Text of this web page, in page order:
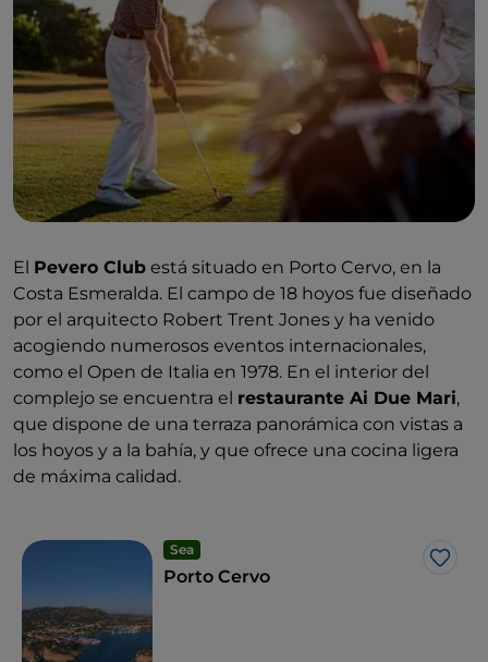
El Pevero Club está situado en Porto Cervo, en la
Costa Esmeralda. El campo de 18 hoyos fue diseñado
por el arquitecto Robert Trent Jones y ha venido
acogiendo numerosos eventos internacionales,
como el Open de Italia en 1978. En el interior del
complejo se encuentra el restaurante Ai Due Mari,
que dispone de una terraza panorámica con vistas a
los hoyos y a la bahía, y que ofrece una cocina ligera
de máxima calidad.
Sea
Me
Porto Cervo